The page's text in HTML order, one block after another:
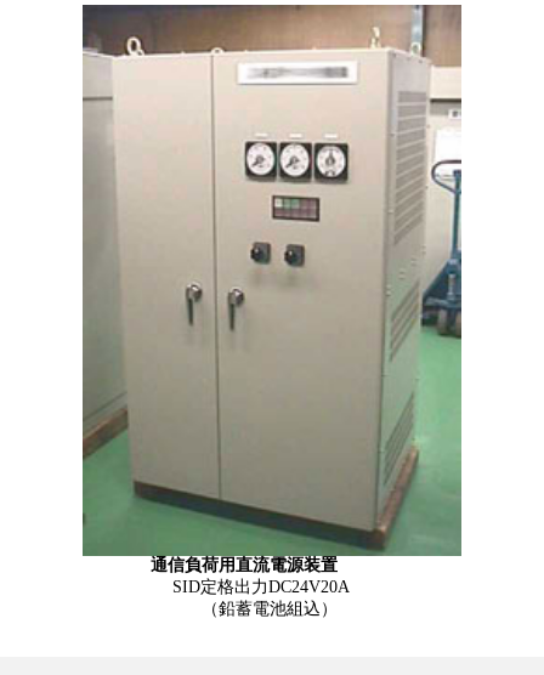
通信負荷用直流電源装置
SID定格出力DC24V20A
（鉛蓄電池組込）